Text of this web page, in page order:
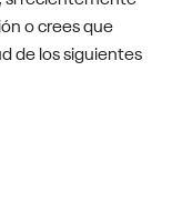
o crees que
de los siguientes